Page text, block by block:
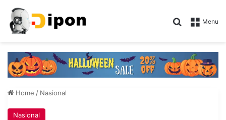
Menu
Search for
Home / Nasional
Nasional